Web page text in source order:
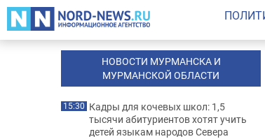
НОВОСТИ МУРМАНСКА И
МУРМАНСКОЙ ОБЛАСТИ
15:30 Кадры для кочевых школ: 1,5
тысячи абитуриентов хотят учить
детей языкам народов Севера